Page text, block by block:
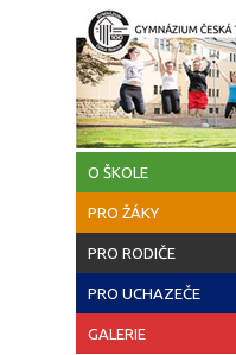
Přejít k hlavnímu obsahu
O ŠKOLE
PRO ŽÁKY
PRO RODIČE
PRO UCHAZEČE
GALERIE